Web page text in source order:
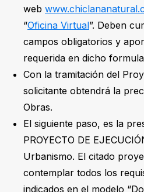
web
“Oficina Virtual”. Deben
campos obligatorios y
requerida en dicho
Con la tramitación del
solicitante obtendrá la
Obras.
El siguiente paso, es la
PROYECTO DE
Urbanismo. El citado
contemplar todos los
indicados en el modelo